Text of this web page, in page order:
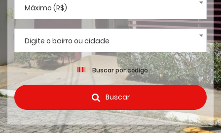
Máximo (R$)
Digite o bairro ou cidade
Buscar por código
Buscar